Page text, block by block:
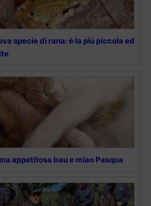
specie di rana: è la più piccola ed
appetitosa bau e miao Pasqua